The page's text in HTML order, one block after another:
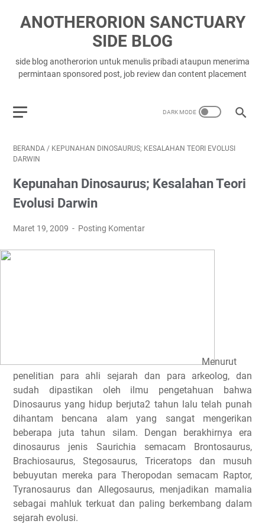
ANOTHERORION SANCTUARY
SIDE BLOG
side blog anotherorion untuk menulis pribadi ataupun menerima
permintaan sponsored post, job review dan content placement
BERANDA / KEPUNAHAN DINOSAURUS; KESALAHAN TEORI EVOLUSI
DARWIN
Kepunahan Dinosaurus; Kesalahan Teori
Evolusi Darwin
Maret 19, 2009 Posting Komentar
Menurut
penelitian para ahli sejarah dan para arkeolog, dan
sudah dipastikan oleh ilmu pengetahuan bahwa
Dinosaurus yang hidup berjuta2 tahun lalu telah punah
dihantam bencana alam yang sangat mengerikan
beberapa juta tahun silam. Dengan berakhirnya era
dinosaurus jenis Saurichia semacam Brontosaurus,
Brachiosaurus, Stegosaurus, Triceratops dan musuh
bebuyutan mereka para Theropodan semacam Raptor,
Tyranosaurus dan Allegosaurus, menjadikan mamalia
sebagai mahluk terkuat dan paling berkembang dalam
sejarah evolusi.